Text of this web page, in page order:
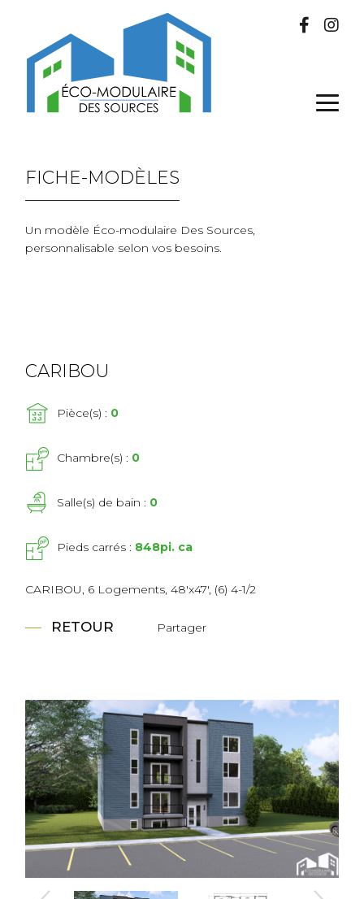
FICHE-MODÈLES
Un modèle Éco-modulaire Des Sources,
personnalisable selon vos besoins.
CARIBOU
Pièce(s) : 0
Chambre(s) : 0
Salle(s) de bain : 0
Pieds carrés : 848pi. ca
CARIBOU, 6 Logements, 48'x47', (6) 4-1/2
RETOUR Partager